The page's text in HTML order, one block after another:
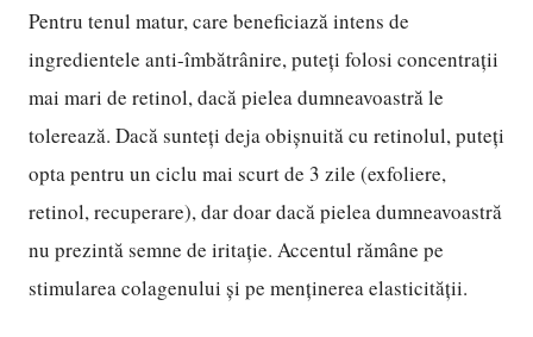
Pentru tenul matur, care beneficiază intens de
ingredientele anti-îmbătrânire, puteți folosi concentrații
mai mari de retinol, dacă pielea dumneavoastră le
tolerează. Dacă sunteți deja obișnuită cu retinolul, puteți
opta pentru un ciclu mai scurt de 3 zile (exfoliere,
retinol, recuperare), dar doar dacă pielea dumneavoastră
nu prezintă semne de iritație. Accentul rămâne pe
stimularea colagenului și pe menținerea elasticității.